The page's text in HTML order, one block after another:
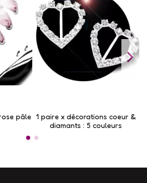
pâle 1 paire x ​décorations coeur &
diamants : 5 couleurs